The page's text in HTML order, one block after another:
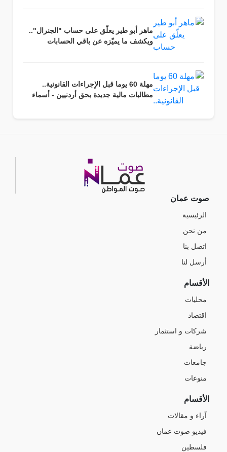
ماهر أبو طير يعلّق على حساب "الجنرال"..
ويكشف ما يميّزه عن باقي الحسابات
مهلة 60 يوما قبل الإجراءات القانونية..
مطالبات مالية جديدة بحق أردنيين - أسماء
صوت عمان
الرئيسية
من نحن
اتصل بنا
أرسل لنا
الأقسام
محليات
اقتصاد
شركات و استثمار
رياضة
جامعات
منوعات
الأقسام
آراء و مقالات
فيديو صوت عمان
فلسطين